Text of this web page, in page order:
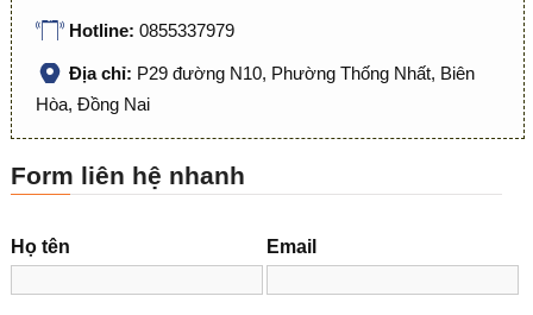
Hotline: 0855337979
Địa chỉ: P29 đường N10, Phường Thống Nhất, Biên
Hòa, Đồng Nai
Form liên hệ nhanh
Họ tên Email